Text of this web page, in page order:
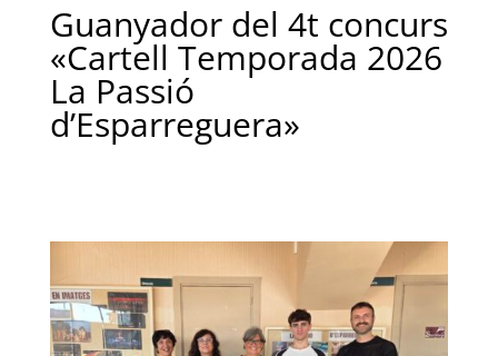
Guanyador del 4t concurs
«Cartell Temporada 2026
La Passió
d’Esparreguera»